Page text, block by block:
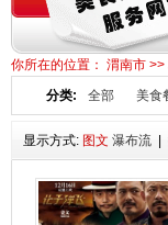
你所在的位置： 渭南市 >>
分类:
全部 美食
显示方式: 图文 瀑布流 |